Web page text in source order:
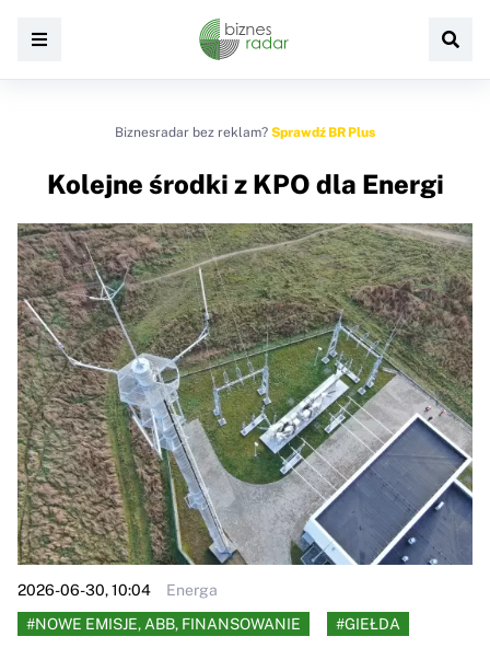
Biznesradar bez reklam? Sprawdź BR Plus
Kolejne środki z KPO dla Energi
2026-06-30, 10:04
Energa
#NOWE EMISJE, ABB, FINANSOWANIE
#GIEŁDA